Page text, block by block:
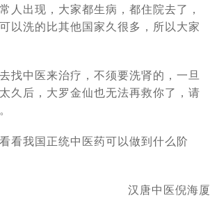
人出现，大家都生病，都住院去了，
以洗的比其他国家久很多，所以大家
找中医来治疗，不须要洗肾的，一旦
久后，大罗金仙也无法再救你了，请
看我国正统中医药可以做到什么阶
汉唐中医倪海厦